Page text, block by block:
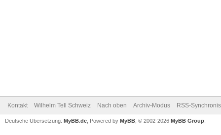
Kontakt Wilhelm Tell Schweiz Nach oben Archiv-Modus RSS-
Deutsche Übersetzung: MyBB.de , Powered by MyBB , © 2002-2026 MyBB Group